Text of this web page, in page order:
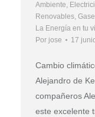
Ambiente,
Renovables,
La Energía en tu
Por jose 17
Cambio
Alejandro de
compañeros
este excelente